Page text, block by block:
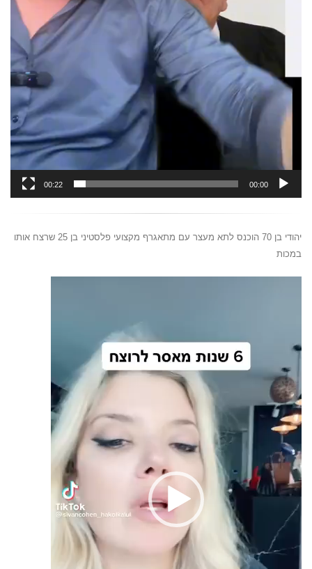
00:00
00:22
יהודי בן 70 הוכנס לתא מעצר עם מתאגרף מקצועי פלסטיני בן 25 שרצח אותו
במכות